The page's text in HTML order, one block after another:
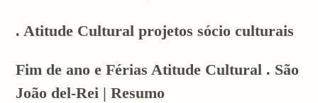
. Atitude Cultural projetos sócio culturais
Fim de ano e Férias Atitude Cultural . São
João del-Rei | Resumo